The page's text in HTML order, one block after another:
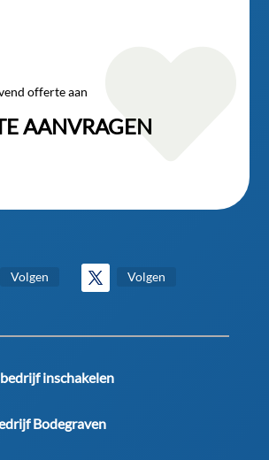
offerte aan
AANVRAGEN

Volgen Volgen
inschakelen
Bodegraven